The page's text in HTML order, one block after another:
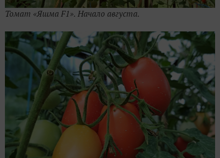
Томат «Яшма F1». Начало августа.